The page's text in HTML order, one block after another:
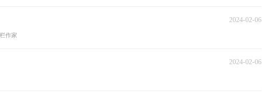
2024-02-06
作家
2024-02-06